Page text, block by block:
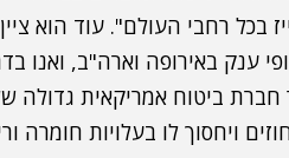
אנטרפרייז בכל רחבי העולם". עוד
ענק באירופה וארה"ב, ואנו
ויחסוך לו בעלויות חומרה